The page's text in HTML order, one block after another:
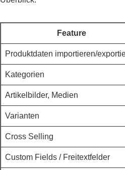
Feature
Produktdaten importieren/
Kategorien
Artikelbilder, Medien
Varianten
Cross Selling
Custom Fields / Freitextfelder